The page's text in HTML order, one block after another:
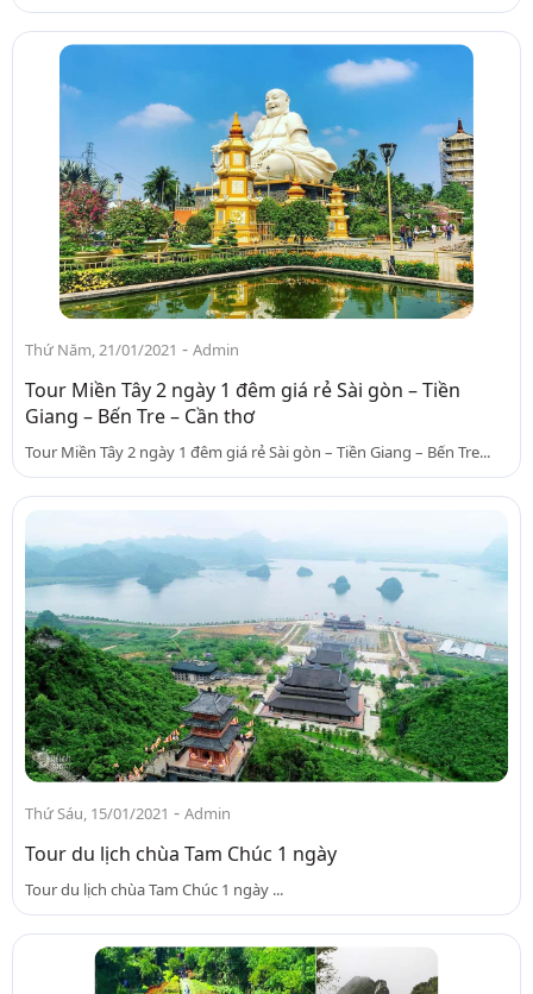
Thứ Năm, 21/01/2021 - Admin
Tour Miền Tây 2 ngày 1 đêm giá rẻ Sài gòn – Tiền
Giang – Bến Tre – Cần thơ
Tour Miền Tây 2 ngày 1 đêm giá rẻ Sài gòn – Tiền Giang – Bến Tre...
Thứ Sáu, 15/01/2021 - Admin
Tour du lịch chùa Tam Chúc 1 ngày
Tour du lịch chùa Tam Chúc 1 ngày ...